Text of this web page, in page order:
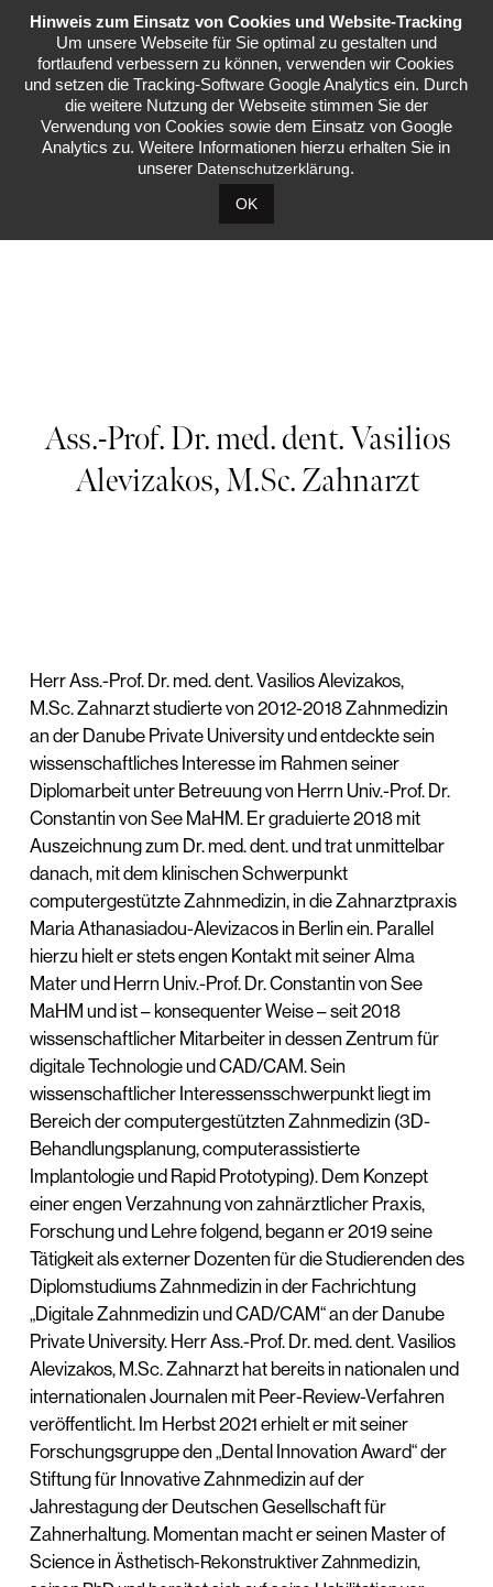
Menü
Ass.-Prof. Dr. med. dent. Vasilios
Alevizakos, M.Sc. Zahnarzt
Herr Ass.-Prof. Dr. med. dent. Vasilios Alevizakos,
M.Sc. Zahnarzt studierte von 2012-2018 Zahnmedizin
an der Danube Private University und entdeckte sein
wissenschaftliches Interesse im Rahmen seiner
Diplomarbeit unter Betreuung von Herrn Univ.-Prof. Dr.
Constantin von See MaHM. Er graduierte 2018 mit
Auszeichnung zum Dr. med. dent. und trat unmittelbar
danach, mit dem klinischen Schwerpunkt
computergestützte Zahnmedizin, in die Zahnarztpraxis
Maria Athanasiadou-Alevizacos in Berlin ein. Parallel
hierzu hielt er stets engen Kontakt mit seiner Alma
Mater und Herrn Univ.-Prof. Dr. Constantin von See
MaHM und ist – konsequenter Weise – seit 2018
wissenschaftlicher Mitarbeiter in dessen Zentrum für
digitale Technologie und CAD/CAM. Sein
wissenschaftlicher Interessensschwerpunkt liegt im
Bereich der computergestützten Zahnmedizin (3D-
Behandlungsplanung, computerassistierte
Implantologie und Rapid Prototyping). Dem Konzept
einer engen Verzahnung von zahnärztlicher Praxis,
Forschung und Lehre folgend, begann er 2019 seine
Tätigkeit als externer Dozenten für die Studierenden des
Diplomstudiums Zahnmedizin in der Fachrichtung
„Digitale Zahnmedizin und CAD/CAM“ an der Danube
Private University. Herr Ass.-Prof. Dr. med. dent. Vasilios
Alevizakos, M.Sc. Zahnarzt hat bereits in nationalen und
internationalen Journalen mit Peer-Review-Verfahren
veröffentlicht. Im Herbst 2021 erhielt er mit seiner
Forschungsgruppe den „Dental Innovation Award“ der
Stiftung für Innovative Zahnmedizin auf der
Jahrestagung der Deutschen Gesellschaft für
Zahnerhaltung. Momentan macht er seinen Master of
Science in Ästhetisch-Rekonstruktiver Zahnmedizin,
Hinweis zum Einsatz von Cookies und Website-Tracking
Um unsere Webseite für Sie optimal zu gestalten und
fortlaufend verbessern zu können, verwenden wir Cookies
und setzen die Tracking-Software Google Analytics ein. Durch
die weitere Nutzung der Webseite stimmen Sie der
Verwendung von Cookies sowie dem Einsatz von Google
Analytics zu. Weitere Informationen hierzu erhalten Sie in
unserer Datenschutzerklärung.
OK